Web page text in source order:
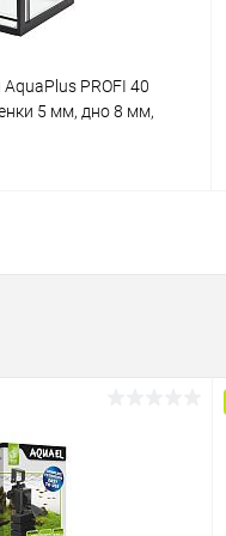
PROFI 40
5 мм, дно 8 мм,